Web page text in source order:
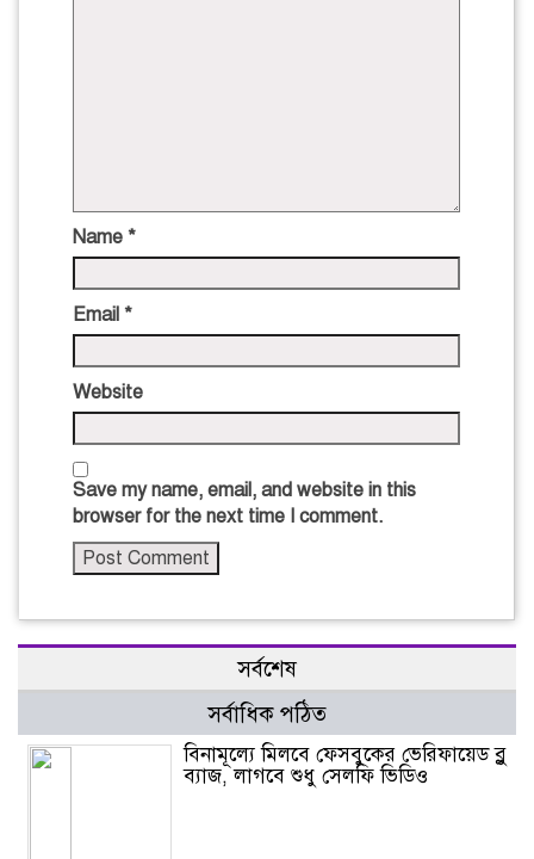
Name *
Email *
Website
Save my name, email, and website in this
browser for the next time I comment.
সর্বশেষ
সর্বাধিক পঠিত
বিনামূল্যে মিলবে ফেসবুকের ভেরিফায়েড ব্লু
ব্যাজ, লাগবে শুধু সেলফি ভিডিও